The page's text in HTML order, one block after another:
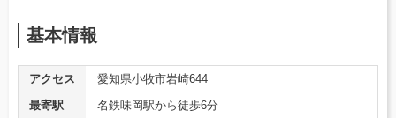
基本情報
アクセス
愛知県小牧市岩崎644
最寄駅
名鉄味岡駅から徒歩6分